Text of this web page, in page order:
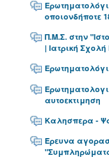
οποιονδήποτε
Π.Μ.Σ. στην
| Ιατρική
αυτοεκτιμηση
Καλησπερα -
Έρευνα